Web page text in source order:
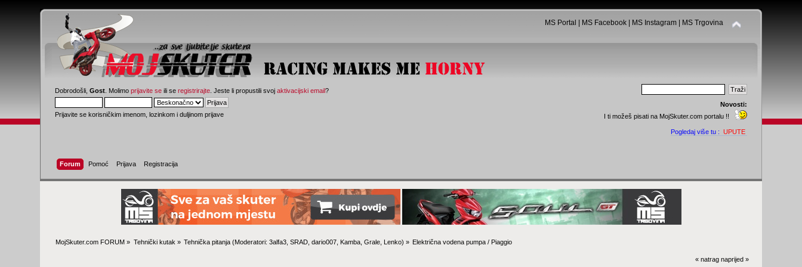
MS Portal MS Facebook| MS Instagram| MS Trgovina
Dobrodošli,Gost . Molimoprijavite se ili seregistrirajte . Jeste li propustili svojaktivacijski email?
Prijavite se korisničkim imenom, lozinkom i duljinom prijave
Novosti:
I ti možeš pisati na MojSkuter.com portalu !!
Pogledaj više tu : UPUTE
Forum Pomoć Prijava Registracija
MojSkuter.com FORUM » Tehnički kutak » Tehnička pitanja (Moderatori:3alfa3 ,SRAD ,dario007 Kamba ,Grale Lenko) » Električna vodena pumpa / Piaggio
« natrag naprijed »